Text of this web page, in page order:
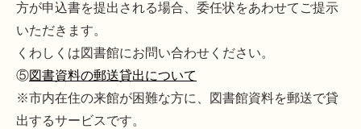
方が申込書を提出される場合、委任状をあわせてご提示
いただきます。
くわしくは図書館にお問い合わせください。
⑤図書資料の郵送貸出について
※市内在住の来館が困難な方に、図書館資料を郵送で貸
出するサービスです。